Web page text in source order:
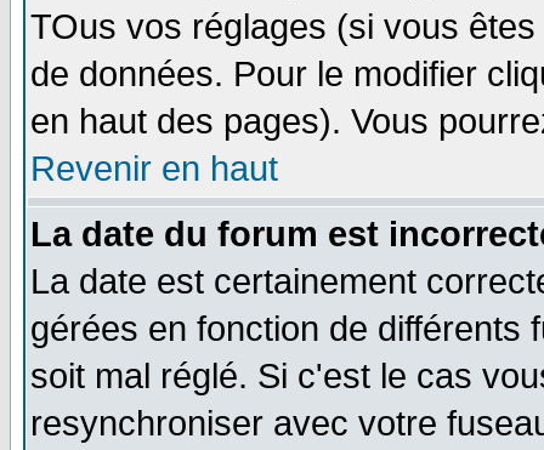
TOus vos réglages (si vous
de données. Pour le modifier
en haut des pages). Vous
Revenir en haut
La date du forum est
La date est certainement
gérées en fonction de différents
soit mal réglé. Si c'est le cas
resynchroniser avec votre